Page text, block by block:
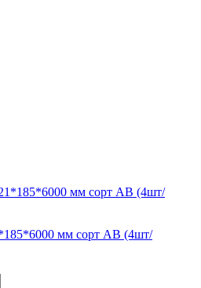
мм сорт АВ (4шт/